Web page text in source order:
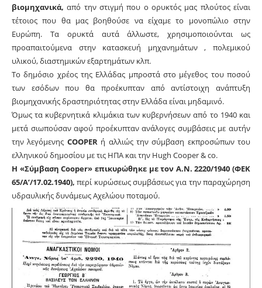
βιομηχανικά, από την στιγμή που ο ορυκτός μας πλούτος είναι
τέτοιος που θα μας βοηθούσε να είχαμε το μονοπώλιο στην
Ευρώπη. Τα ορυκτά αυτά άλλωστε, χρησιμοποιούνται ως
προαπαιτούμενα στην κατασκευή μηχανημάτων , πολεμικού
υλικού, διαστημικών εξαρτημάτων κλπ.
Το δημόσιο χρέος της Ελλάδας μπροστά στο μέγεθος του ποσού
των εσόδων που θα προέκυπταν από αντίστοιχη ανάπτυξη
βιομηχανικής δραστηριότητας στην Ελλάδα είναι μηδαμινό.
Όμως τα κυβερνητικά κλιμάκια των κυβερνήσεων από το 1940 και
μετά σιωπούσαν αφού προέκυπταν ανάλογες συμβάσεις με αυτήν
την λεγόμενης COOPERή αλλιώς την σύμβαση εκπροσώπων του
ελληνικού δημοσίου με τις ΗΠΑ και την Hugh Cooper & co.
Η «Σύμβαση Cooper» επικυρώθηκε με τον Α.Ν. 2220/1940 (ΦΕΚ
65/Α’/17.02.1940), περί κυρώσεως συμβάσεως για την παραχώρηση
υδραυλικής δυνάμεως Αχελώου ποταμού.